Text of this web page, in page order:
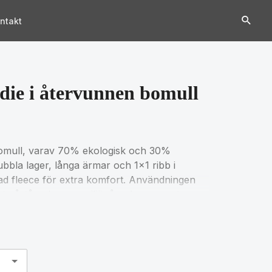
i återvunnen bomull
varav 70% ekologisk och 30%
lager, långa ärmar och 1x1 ribb i
fleece för extra komfort. Användningen
Genom att skanna QR-
produkt är certifierad enligt OEKO-TEX®
återvunna garner kan orenheter och